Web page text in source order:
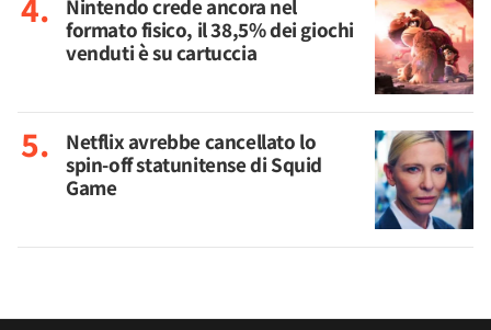
Nintendo crede ancora nel
formato fisico, il 38,5% dei giochi
venduti è su cartuccia
Netflix avrebbe cancellato lo
spin-off statunitense di Squid
Game